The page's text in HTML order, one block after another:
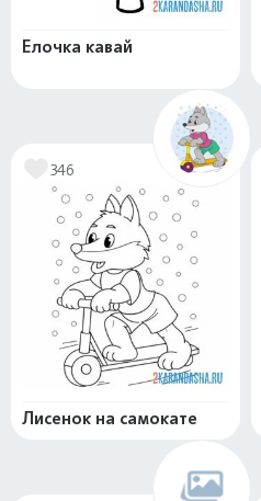
Елочка кавай
346
Лисенок на самокате